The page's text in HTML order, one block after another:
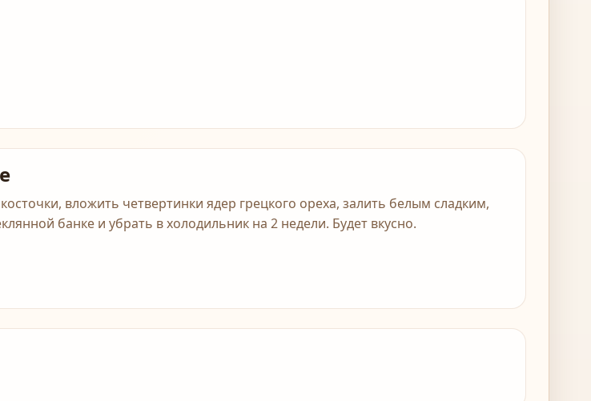
вложить четвертинки ядер грецкого ореха, залить белым сладким,
банке и убрать в холодильник на 2 недели. Будет вкусно.